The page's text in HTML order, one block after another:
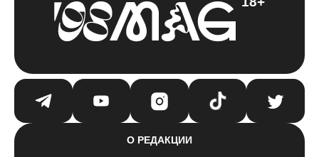
О РЕДАКЦИИ